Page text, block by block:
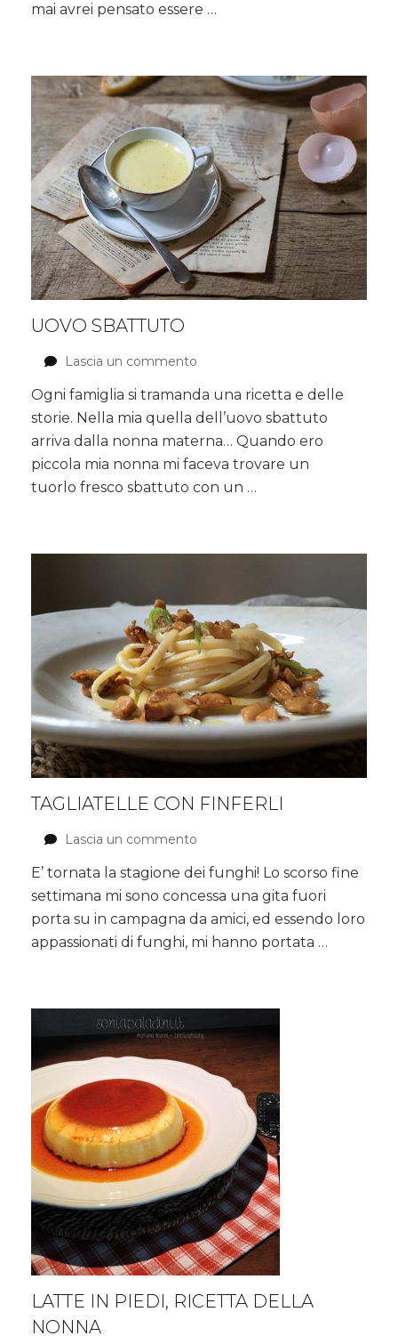
con
camicia
e
spinaroli
mai avrei pensato essere …
UOVO SBATTUTO
Lascia un commento
sbattuto
Ogni famiglia si tramanda una ricetta e delle
storie. Nella mia quella dell’uovo sbattuto
arriva dalla nonna materna… Quando ero
piccola mia nonna mi faceva trovare un
tuorlo fresco sbattuto con un …
TAGLIATELLE CON FINFERLI
Lascia un commento
con
Finferli
E’ tornata la stagione dei funghi! Lo scorso fine
settimana mi sono concessa una gita fuori
porta su in campagna da amici, ed essendo loro
appassionati di funghi, mi hanno portata …
LATTE IN PIEDI, RICETTA DELLA
NONNA